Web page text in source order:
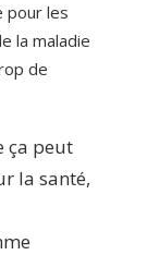
pour les
la maladie
de
ça peut
la santé,